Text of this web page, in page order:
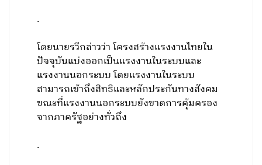
.
โดยนายรวีกล่าวว่า โครงสร้างแรงงานไทยใน
ปัจจุบันแบ่งออกเป็นแรงงานในระบบและ
แรงงานนอกระบบ โดยแรงงานในระบบ
สามารถเข้าถึงสิทธิและหลักประกันทางสังคม
ขณะที่แรงงานนอกระบบยังขาดการคุ้มครอง
จากภาครัฐอย่างทั่วถึง
.